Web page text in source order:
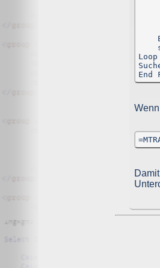
der jeweiligen Dienste als
Das jeweilige Plugin stellt
der Daten, welche das
Das Plugin informiert die
des Besuchs auf dieser
indem Sie einen Beitrag
verhindern, dass ein
Cookie-
Welche Daten, zu
Ihrer Privatsphäre haben,
Sie haben als Nutzer das
Loop
End